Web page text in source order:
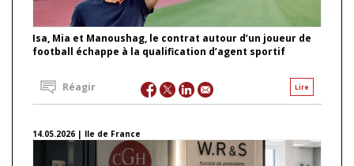
Isa, Mia et Manoushag, le contrat autour d’un joueur de
football échappe à la qualification d’agent sportif
Lire
Réagir
14.05.2026 | Ile de France